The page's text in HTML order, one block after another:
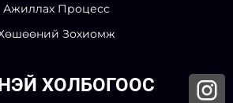
Ажиллах Процесс
Зохиомж
ХОЛБОГООС